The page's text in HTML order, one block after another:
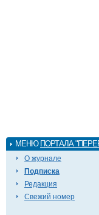
МЕНЮ ПОРТАЛА
О журнале
Подписка
Редакция
Свежий номер